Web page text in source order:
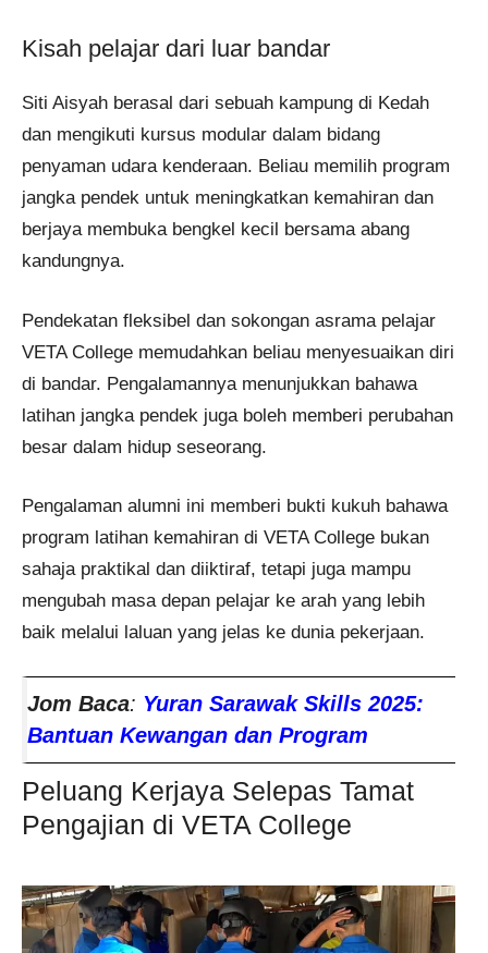
Kisah pelajar dari luar bandar
Siti Aisyah berasal dari sebuah kampung di Kedah
dan mengikuti kursus modular dalam bidang
penyaman udara kenderaan. Beliau memilih program
jangka pendek untuk meningkatkan kemahiran dan
berjaya membuka bengkel kecil bersama abang
kandungnya.
Pendekatan fleksibel dan sokongan asrama pelajar
VETA College memudahkan beliau menyesuaikan diri
di bandar. Pengalamannya menunjukkan bahawa
latihan jangka pendek juga boleh memberi perubahan
besar dalam hidup seseorang.
Pengalaman alumni ini memberi bukti kukuh bahawa
program latihan kemahiran di VETA College bukan
sahaja praktikal dan diiktiraf, tetapi juga mampu
mengubah masa depan pelajar ke arah yang lebih
baik melalui laluan yang jelas ke dunia pekerjaan.
Jom Baca: Yuran Sarawak Skills 2025:
Bantuan Kewangan dan Program
Peluang Kerjaya Selepas Tamat
Pengajian di VETA College